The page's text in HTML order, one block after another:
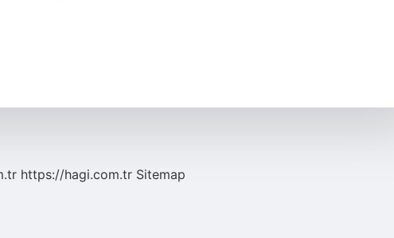
https://hagi.com.tr Sitemap